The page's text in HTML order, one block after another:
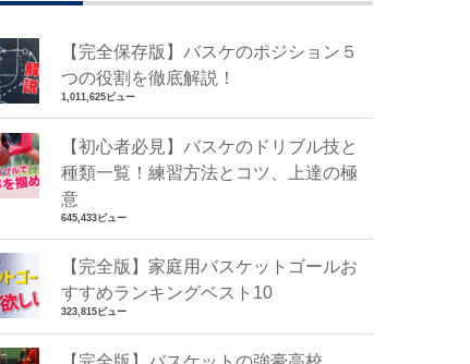
【完全保存版】バスケのポジション５
つの役割を徹底解説！
1,011,625ビュー
【初心者必見】バスケのドリブル技と
種類一覧！練習方法とコツ、上達の極
意
645,433ビュー
【完全版】家庭用バスケットゴールお
すすめランキングベスト10
323,815ビュー